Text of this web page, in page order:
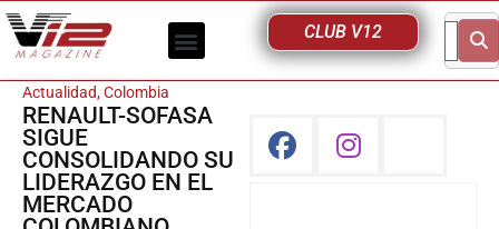
CLUB V12
Actualidad,Colombia
RENAULT-SOFASA
SIGUE
CONSOLIDANDO SU
LIDERAZGO EN EL
MERCADO